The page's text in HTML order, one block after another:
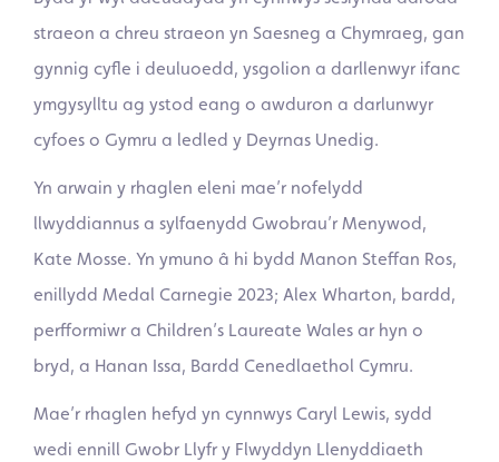
straeon a chreu straeon yn Saesneg a Chymraeg, gan
gynnig cyfle i deuluoedd, ysgolion a darllenwyr ifanc
ymgysylltu ag ystod eang o awduron a darlunwyr
cyfoes o Gymru a ledled y Deyrnas Unedig.
Yn arwain y rhaglen eleni mae’r nofelydd
llwyddiannus a sylfaenydd Gwobrau’r Menywod,
Kate Mosse. Yn ymuno â hi bydd Manon Steffan Ros,
enillydd Medal Carnegie 2023; Alex Wharton, bardd,
perfformiwr a Children’s Laureate Wales ar hyn o
bryd, a Hanan Issa, Bardd Cenedlaethol Cymru.
Mae’r rhaglen hefyd yn cynnwys Caryl Lewis, sydd
wedi ennill Gwobr Llyfr y Flwyddyn Llenyddiaeth